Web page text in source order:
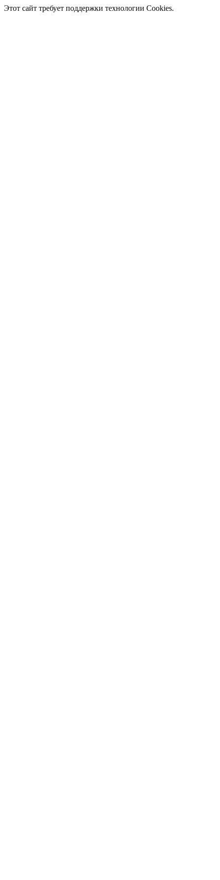
Этот сайт требует поддержки технологии Cookies.